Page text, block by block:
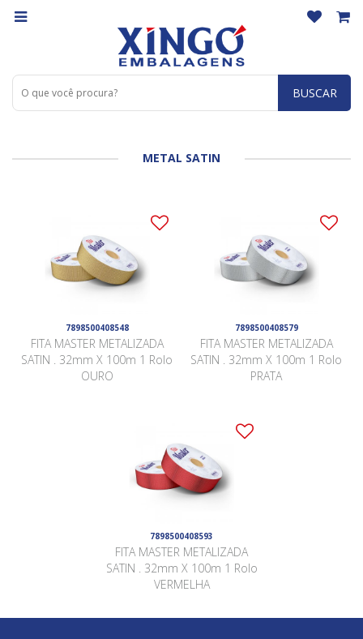
BUSCAR
METAL SATIN
7898500408548
FITA MASTER METALIZADA
SATIN . 32mm X 100m 1 Rolo
OURO
7898500408579
FITA MASTER METALIZADA
SATIN . 32mm X 100m 1 Rolo
PRATA
7898500408593
FITA MASTER METALIZADA
SATIN . 32mm X 100m 1 Rolo
VERMELHA